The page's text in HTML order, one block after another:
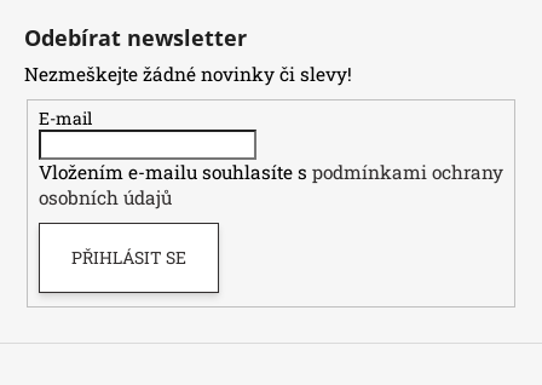
Odebírat newsletter
Nezmeškejte žádné novinky či slevy!
E-mail
Vložením e-mailu souhlasíte s podmínkami ochrany
osobních údajů
PŘIHLÁSIT SE